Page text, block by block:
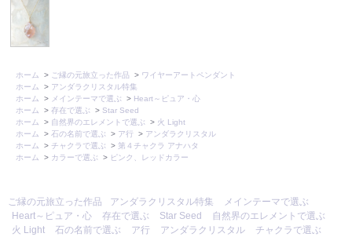
ホーム > ご縁の元旅立った作品 > ワイヤーアートペンダント
ホーム
> アンダラクリスタル特集
ホーム
> メインテーマで選ぶ > Heart～ピュア・心
ホーム
> 存在で選ぶ > Star Seed
ホーム
> 自然界のエレメントで選ぶ > 火 Light
ホーム
> 石の名前で選ぶ > ア行 > アンダラクリスタル
ホーム
> チャクラで選ぶ > 第４チャクラ アナハタ
ホーム
> カラーで選ぶ > ピンク、レッドカラー
ご縁の元旅立った作品 アンダラクリスタル特集
メインテーマで選ぶ
Heart～ピュア・心
存在で選ぶ Star Seed
自然界のエレメントで選ぶ
火 Light
石の名前で選ぶ ア行 アンダラクリスタル
チャクラで選ぶ